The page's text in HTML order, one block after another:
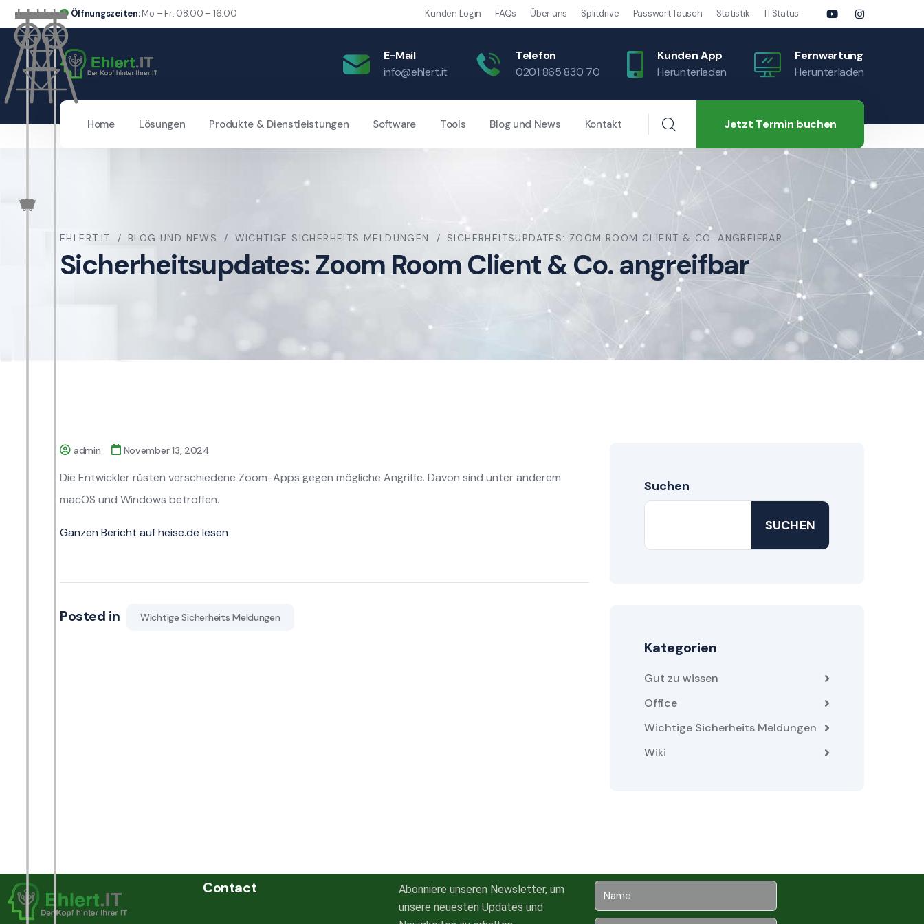
Öffnungszeiten:Mo – Fr: 08:00 – 16:00 Kunden Login FAQs Über uns Splitdrive Passwort Tausch Statistik TI Status
E-Mail
info@ehlert.it
Telefon
0201 865 830 70
Kunden App
Herunterladen
Fernwartung
Herunterladen
Home Lösungen Produkte & Dienstleistungen Software Tools Blog und News Kontakt Jetzt Termin buchen
EHLERT.IT BLOG UND NEWS WICHTIGE SICHERHEITS MELDUNGEN SICHERHEITSUPDATES: ZOOM ROOM CLIENT & CO. ANGREIFBAR
Sicherheitsupdates: Zoom Room Client & Co. angreifbar
admin November 13, 2024
Die Entwickler rüsten verschiedene Zoom-Apps gegen mögliche Angriffe. Davon sind unter anderem
macOS und Windows betroffen.
Ganzen Bericht auf heise.de lesen
Posted in Wichtige Sicherheits Meldungen
Suchen
SUCHEN
Kategorien
Gut zu wissen
Office
Wichtige Sicherheits Meldungen
Wiki
Contact
Abonniere unseren Newsletter, um
unsere neuesten Updates und